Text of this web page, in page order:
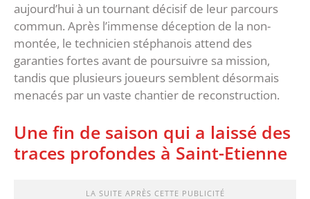
aujourd’hui à un tournant décisif de leur parcours
commun. Après l’immense déception de la non-
montée, le technicien stéphanois attend des
garanties fortes avant de poursuivre sa mission,
tandis que plusieurs joueurs semblent désormais
menacés par un vaste chantier de reconstruction.
‎Une fin de saison qui a laissé des
traces profondes à Saint-Etienne
LA SUITE APRÈS CETTE PUBLICITÉ